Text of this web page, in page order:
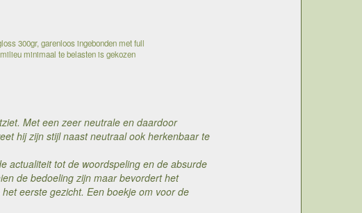
300gr, garenloos ingebonden met full
minimaal te belasten is gekozen
Met een zeer neutrale en daardoor
hij zijn stijl naast neutraal ook herkenbaar te
actualiteit tot de woordspeling en de absurde
de bedoeling zijn maar bevordert het
eerste gezicht. Een boekje om voor de